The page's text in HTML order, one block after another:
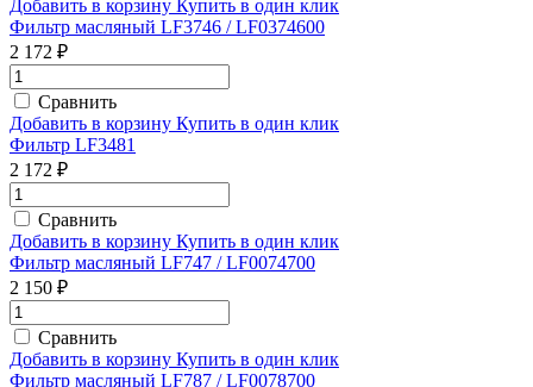
Добавить в корзину Купить в один клик
Фильтр масляный LF3746 / LF0374600
2 172 ₽
Сравнить
Добавить в корзину Купить в один клик
Фильтр LF3481
2 172 ₽
Сравнить
Добавить в корзину Купить в один клик
Фильтр масляный LF747 / LF0074700
2 150 ₽
Сравнить
Добавить в корзину Купить в один клик
Фильтр масляный LF787 / LF0078700